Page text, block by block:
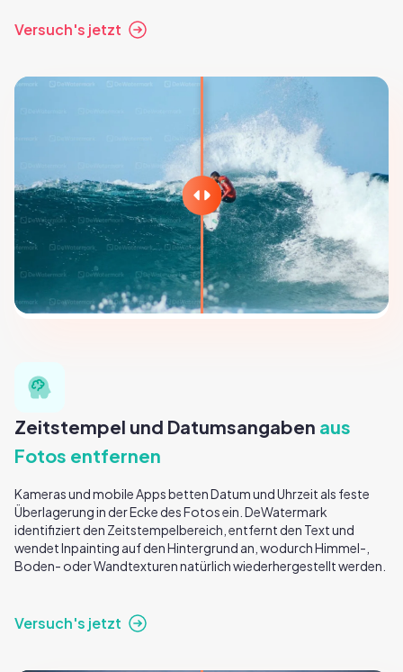
Versuch's jetzt
Zeitstempel und Datumsangaben aus
Fotos entfernen
Kameras und mobile Apps betten Datum und Uhrzeit als feste
Überlagerung in der Ecke des Fotos ein. DeWatermark
identifiziert den Zeitstempelbereich, entfernt den Text und
wendet Inpainting auf den Hintergrund an, wodurch Himmel-,
Boden- oder Wandtexturen natürlich wiederhergestellt werden.
Versuch's jetzt